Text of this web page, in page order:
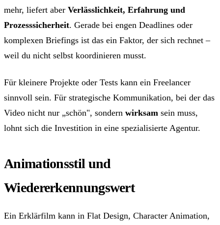
mehr, liefert aber Verlässlichkeit, Erfahrung und
Prozesssicherheit. Gerade bei engen Deadlines oder
komplexen Briefings ist das ein Faktor, der sich rechnet –
weil du nicht selbst koordinieren musst.
Für kleinere Projekte oder Tests kann ein Freelancer
sinnvoll sein. Für strategische Kommunikation, bei der das
Video nicht nur „schön", sondern wirksam sein muss,
lohnt sich die Investition in eine spezialisierte Agentur.
Animationsstil und
Wiedererkennungswert
Ein Erklärfilm kann in Flat Design, Character Animation,